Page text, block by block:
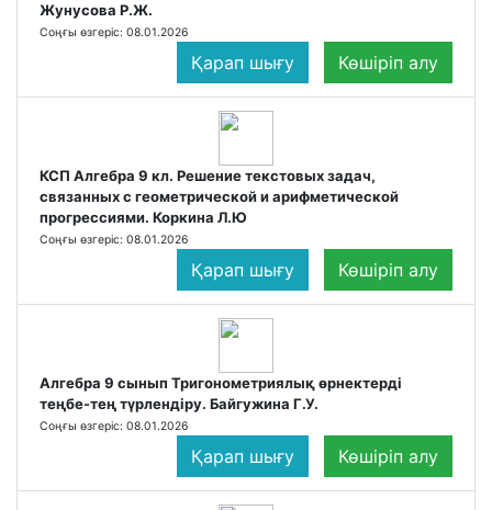
Жунусова Р.Ж.
Соңғы өзгеріс: 08.01.2026
Қарап шығу Көшіріп алу
КСП Алгебра 9 кл. Решение текстовых задач,
связанных с геометрической и арифметической
прогрессиями. Коркина Л.Ю
Соңғы өзгеріс: 08.01.2026
Қарап шығу Көшіріп алу
Алгебра 9 сынып Тригонометриялық өрнектерді
теңбе-тең түрлендіру. Байгужина Г.У.
Соңғы өзгеріс: 08.01.2026
Қарап шығу Көшіріп алу